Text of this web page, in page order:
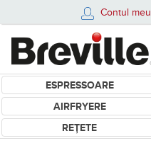
Contul meu
ESPRESSOARE
AIRFRYERE
REȚETE